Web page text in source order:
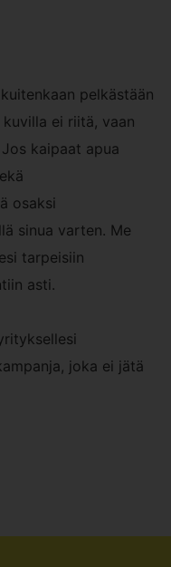
pelkästään
ei riitä, vaan
kaipaat apua
osaksi
sinua varten. Me
tarpeisiin
asti.
joka ei jätä